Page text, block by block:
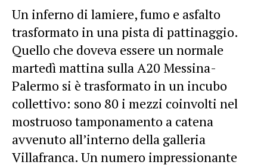
Un inferno di lamiere, fumo e asfalto
trasformato in una pista di pattinaggio.
Quello che doveva essere un normale
martedì mattina sulla A20 Messina-
Palermo si è trasformato in un incubo
collettivo: sono 80 i mezzi coinvolti nel
mostruoso tamponamento a catena
avvenuto all’interno della galleria
Villafranca. Un numero impressionante